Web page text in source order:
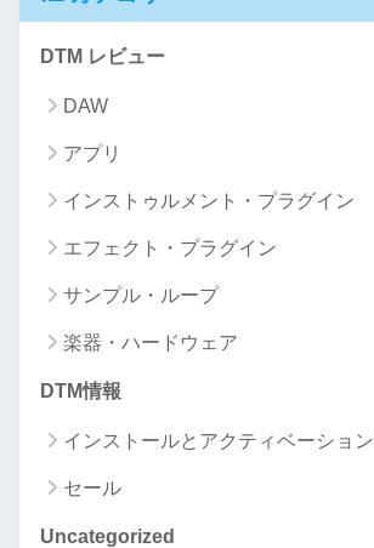
DTM レビュー
DAW
アプリ
インストゥルメント・プラグイン
エフェクト・プラグイン
サンプル・ループ
楽器・ハードウェア
DTM情報
インストールとアクティベーション
セール
Uncategorized